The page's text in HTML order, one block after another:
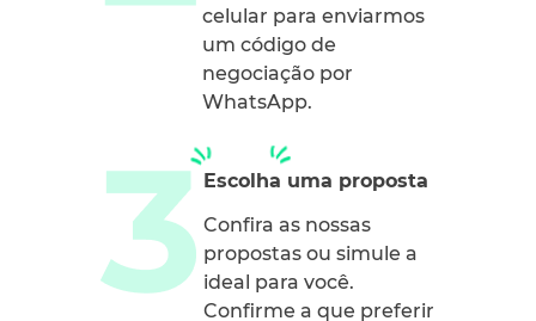
celular para enviarmos
um código de
negociação por
WhatsApp.
Escolha uma proposta
Confira as nossas
propostas ou simule a
ideal para você.
Confirme a que preferir